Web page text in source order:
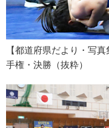
【都道府県だより・写
手権・決勝（抜粋）